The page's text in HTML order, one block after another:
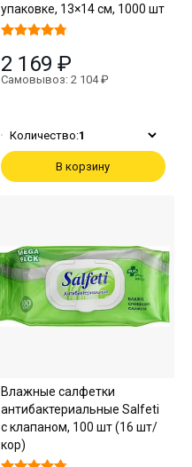
упаковке, 13×14 см, 1000 шт
2 169 ₽
Самовывоз: 2 104 ₽
Количество:1
В корзину
Влажные салфетки
антибактериальные Salfeti
с клапаном, 100 шт (16 шт/
кор)